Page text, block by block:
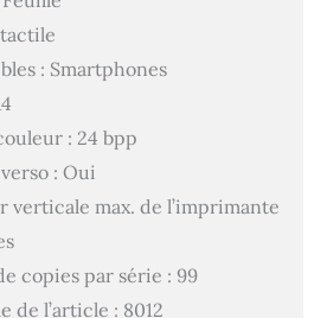
: Smartphones
: 24 bpp
: Oui
verticale max. de l’imprimante
copies par série : 99
de l’article : 8012